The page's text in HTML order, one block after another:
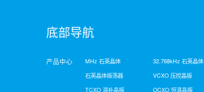
底部导航
产品中心 MHz 石英晶体
32.768kHz 石英晶体
石英晶体振荡器
VCXO 压控晶振
TCXO 温补晶振
OCXO 恒温晶振